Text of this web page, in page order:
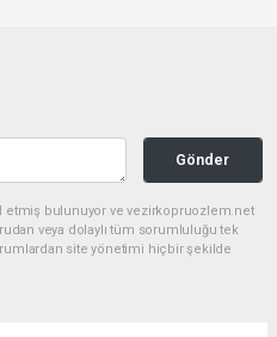
Gönder
etmiş bulunuyor ve vezirkopruozlem.net
veya dolaylı tüm sorumluluğu tek
site yönetimi hiçbir şekilde